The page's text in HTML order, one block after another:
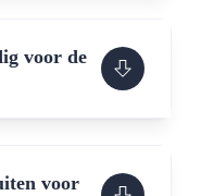
voor de
voor